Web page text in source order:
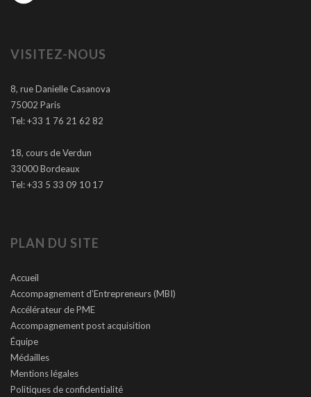
VISITEZ-NOUS
8, rue Danielle Casanova
75002 Paris
Tel: +33 1 76 21 62 82
18, cours de Verdun
33000 Bordeaux
Tel: +33 5 33 09 10 17
PLAN DU SITE
Accueil
Accompagnement d’Entrepreneurs (MBI)
Accélérateur de PME
Accompagnement post acquisition
Équipe
Médailles
Mentions légales
Politiques de confidentialité